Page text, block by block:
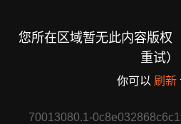
您所在区域暂无此内容版权
重试）
你可以 刷新
70013080.1-